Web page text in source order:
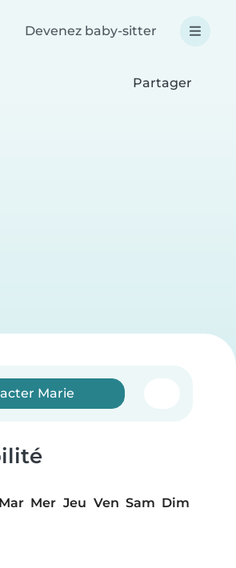
Devenez baby-sitter
Partager
Marie
Mar Mer Jeu Ven Sam Dim